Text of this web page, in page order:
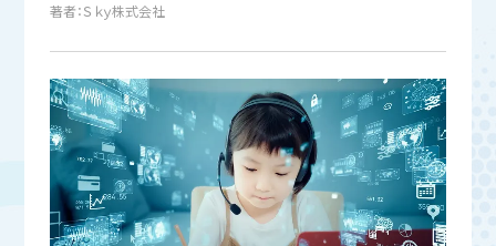
著者：Ｓｋｙ株式会社